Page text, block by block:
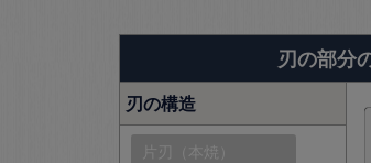
刃の部分
刃の構造
片刃（本焼）